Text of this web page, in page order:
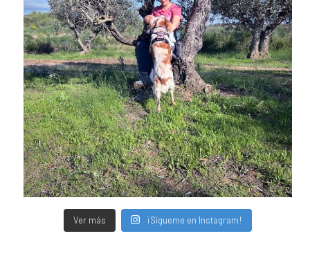
Ver más ¡Sígueme en Instagram!